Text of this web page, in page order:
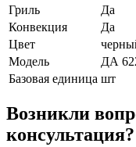
Гриль
Да
Конвекция
Да
Цвет
Модель
ДА
Базовая единица шт
Возникли
консультация?